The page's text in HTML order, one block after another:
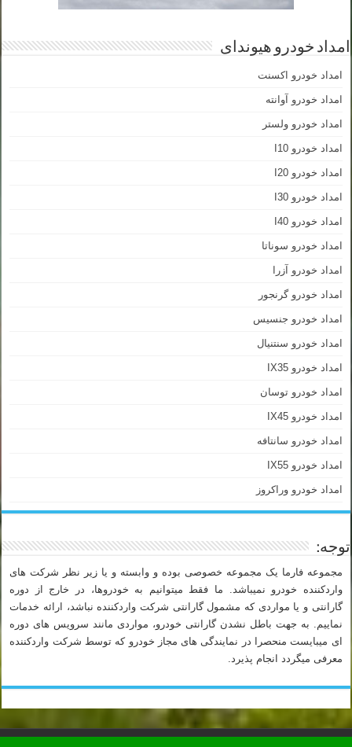
امداد خودرو هیوندای
امداد خودرو اکسنت
امداد خودرو آوانته
امداد خودرو ولستر
امداد خودرو I10
امداد خودرو I20
امداد خودرو I30
امداد خودرو I40
امداد خودرو سوناتا
امداد خودرو آزرا
امداد خودرو گرنجور
امداد خودرو جنسیس
امداد خودرو سنتنیال
امداد خودرو IX35
امداد خودرو توسان
امداد خودرو IX45
امداد خودرو سانتافه
امداد خودرو IX55
امداد خودرو وراکروز
توجه:
مجموعه فارما یک مجموعه خصوصی بوده و وابسته و یا زیر نظر شرکت های
واردکننده خودرو نمیباشد. ما فقط میتوانیم به خودروها، در خارج از دوره
گارانتی و یا مواردی که مشمول گارانتی شرکت واردکننده نباشد، ارائه خدمات
نماییم. به جهت باطل نشدن گارانتی خودرو، مواردی مانند سرویس های دوره
ای میبایست منحصرا در نمایندگی های مجاز خودرو که توسط شرکت واردکننده
معرفی میگردد انجام پذیرد.